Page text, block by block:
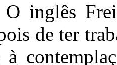
O inglês
de ter